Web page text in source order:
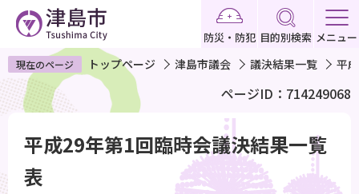
ペ
ー
ジ
で
防災・防犯 目的別検索 メニュー
現在のページ トップページ 津島市議会 議決結果一覧 平
ページID：714249068
平成29年第1回臨時会議決結果一覧
表